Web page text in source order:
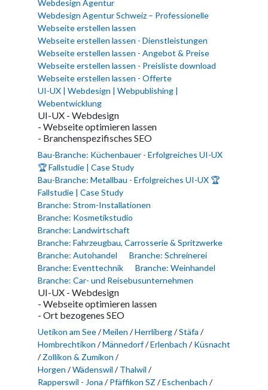
Webdesign Agentur
Webdesign Agentur Schweiz – Professionelle
Webseite erstellen lassen
Webseite erstellen lassen - Dienstleistungen
Webseite erstellen lassen - Angebot & Preise
Webseite erstellen lassen - Preisliste download
Webseite erstellen lassen - Offerte
UI-UX | Webdesign | Webpublishing |
Webentwicklung
UI-UX - Webdesign
- Webseite optimieren lassen
- Branchenspezifisches SEO
Bau-Branche: Küchenbauer - Erfolgreiches UI-UX
🏆 Fallstudie | Case Study
Bau-Branche: Metallbau - Erfolgreiches UI-UX 🏆
Fallstudie | Case Study
Branche: Strom-Installationen
Branche: Kosmetikstudio
Branche: Landwirtschaft
Branche: Fahrzeugbau, Carrosserie & Spritzwerke
Branche: Autohandel
Branche: Schreinerei
Branche: Eventtechnik
Branche: Weinhandel
Branche: Car- und Reisebusunternehmen
UI-UX - Webdesign
- Webseite optimieren lassen
- Ort bezogenes SEO
Uetikon am See/Meilen /Herrliberg/Stäfa /
Hombrechtikon /Männedorf/Erlenbach /Küsnacht
/Zollikon & Zumikon /
Horgen /Wädenswil /Thalwil /
Rapperswil - Jona /Pfäffikon SZ /Eschenbach /